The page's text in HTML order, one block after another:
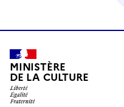
MINISTÈRE
DE LA CULTURE